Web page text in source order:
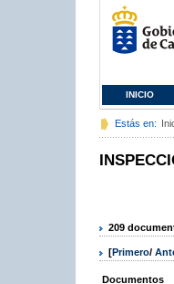
INICIO
Estás en:
209
[Primero/
Documentos